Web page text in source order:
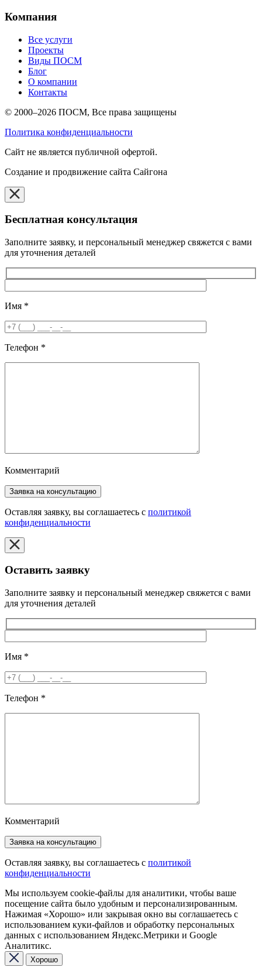
Компания
Все услуги
Проекты
Виды ПОСМ
Блог
О компании
Контакты
© 2000–2026 ПОСМ, Все права защищены
Политика конфиденциальности
Cайт не является публичной офертой.
Создание и продвижение сайта Сайгона
Бесплатная консультация
Заполните заявку, и персональный менеджер свяжется с вами
для уточнения деталей
Имя *
Телефон *
Комментарий
Оставляя заявку, вы соглашаетесь с политикой
конфиденциальности
Оставить заявку
Заполните заявку и персональный менеджер свяжется с вами
для уточнения деталей
Имя *
Телефон *
Комментарий
Оставляя заявку, вы соглашаетесь с политикой
конфиденциальности
Мы используем cookie-файлы для аналитики, чтобы ваше
посещение сайта было удобным и персонализированным.
Нажимая «Хорошо» или закрывая окно вы соглашаетесь с
использованием куки-файлов и обработку персональных
данных с использованием Яндекс.Метрики и Google
Аналитикс.
Хорошо